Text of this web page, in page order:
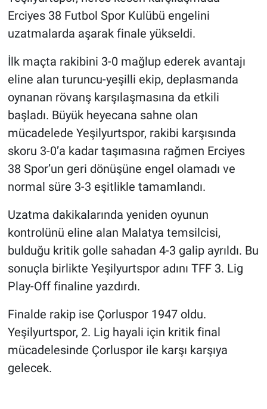
Erciyes 38 Futbol Spor Kulübü engelini
uzatmalarda aşarak finale yükseldi.
İlk maçta rakibini 3-0 mağlup ederek avantajı
eline alan turuncu-yeşilli ekip, deplasmanda
oynanan rövanş karşılaşmasına da etkili
başladı. Büyük heyecana sahne olan
mücadelede Yeşilyurtspor, rakibi karşısında
skoru 3-0’a kadar taşımasına rağmen Erciyes
38 Spor’un geri dönüşüne engel olamadı ve
normal süre 3-3 eşitlikle tamamlandı.
Uzatma dakikalarında yeniden oyunun
kontrolünü eline alan Malatya temsilcisi,
bulduğu kritik golle sahadan 4-3 galip ayrıldı. Bu
sonuçla birlikte Yeşilyurtspor adını TFF 3. Lig
Play-Off finaline yazdırdı.
Finalde rakip ise Çorluspor 1947 oldu.
Yeşilyurtspor, 2. Lig hayali için kritik final
mücadelesinde Çorluspor ile karşı karşıya
gelecek.